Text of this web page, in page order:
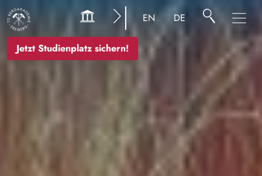
Jetzt Studienplatz sichern!
EN DE
Bild